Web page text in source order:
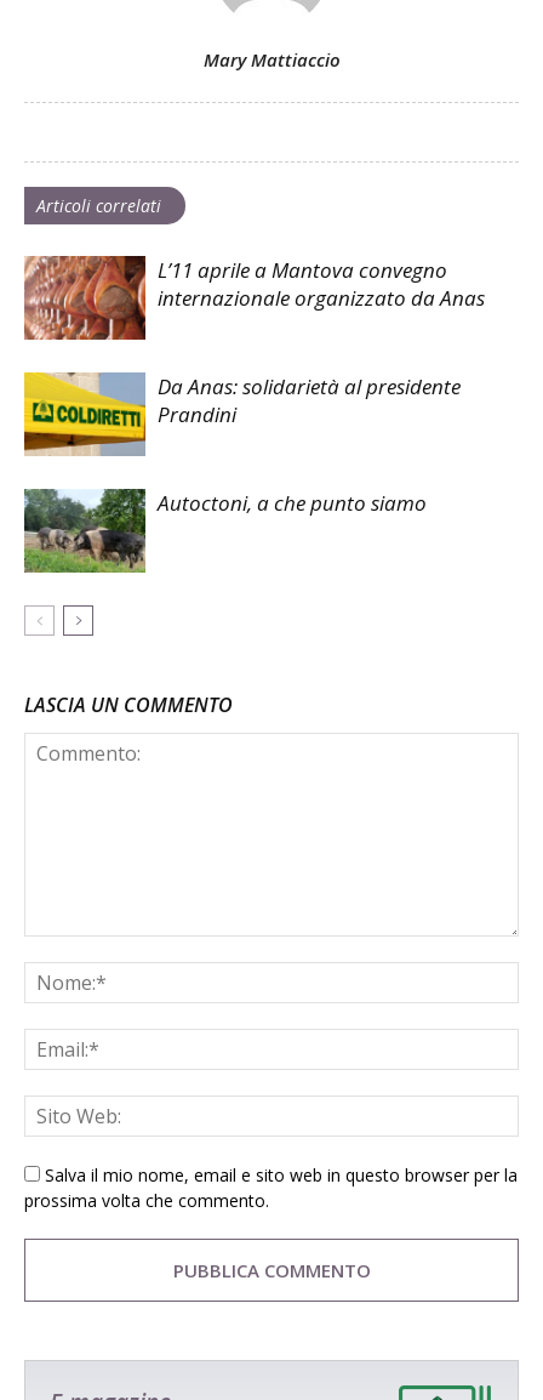
Mary Mattiaccio
Articoli correlati
L’11 aprile a Mantova convegno
internazionale organizzato da Anas
Da Anas: solidarietà al presidente
Prandini
Autoctoni, a che punto siamo
LASCIA UN COMMENTO
Salva il mio nome, email e sito web in questo browser per la
prossima volta che commento.